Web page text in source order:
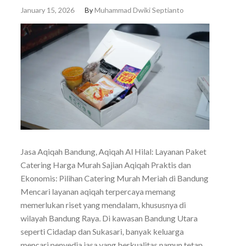
January 15, 2026 ByMuhammad Dwiki Septianto
Jasa Aqiqah Bandung, Aqiqah Al Hilal: Layanan Paket
Catering Harga Murah Sajian Aqiqah Praktis dan
Ekonomis: Pilihan Catering Murah Meriah di Bandung
Mencari layanan aqiqah terpercaya memang
memerlukan riset yang mendalam, khususnya di
wilayah Bandung Raya. Di kawasan Bandung Utara
seperti Cidadap dan Sukasari, banyak keluarga